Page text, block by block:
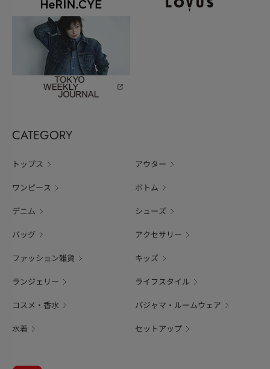
CATEGORY
トップス アウター
ワンピース ボトム
デニム シューズ
バッグ アクセサリー
ファッション雑貨 キッズ
ランジェリー ライフスタイル
コスメ・香水 パジャマ・ルームウェア
水着 セットアップ